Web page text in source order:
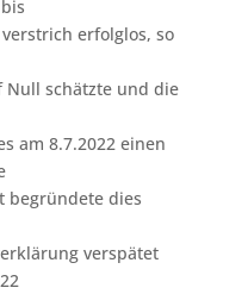
erfolglos, so
Null schätzte und die
am 8.7.2022 einen
begründete dies
verspätet